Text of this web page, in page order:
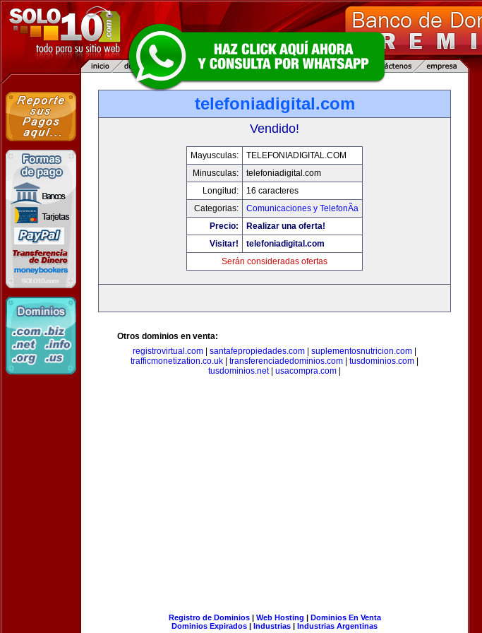
telefoniadigital.com
Vendido!
Mayusculas:
TELEFONIADIGITAL.COM
Minusculas:
telefoniadigital.com
Longitud:
16 caracteres
Categorias:
Comunicaciones y TelefonÃ­a
Precio:
Realizar una oferta!
Visitar!
telefoniadigital.com
Serán consideradas ofertas
Otros dominios en venta:
registrovirtual.com
santafepropiedades.com suplementosnutricion.com
trafficmonetization.co.uk
transferenciadedominios.com tusdominios.com
tusdominios.net| usacompra.com
Registro de Dominios| Web Hosting | Dominios En Venta
Dominios Expirados | Industrias | Industrias Argentinas